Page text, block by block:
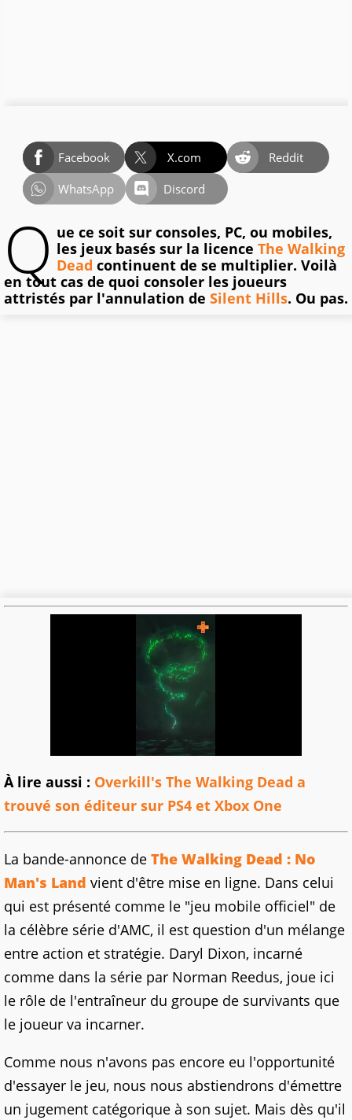
Facebook X.com
Reddit
WhatsApp
Discord
Q ue ce soit sur consoles, PC, ou mobiles,
les jeux basés sur la licence The Walking
Dead continuent de se multiplier. Voilà
en tout cas de quoi consoler les joueurs
attristés par l'annulation de Silent Hills. Ou pas.
À lire aussi : Overkill's The Walking Dead a
trouvé son éditeur sur PS4 et Xbox One
La bande-annonce de The Walking Dead : No
Man's Land vient d'être mise en ligne. Dans celui
qui est présenté comme le "jeu mobile officiel" de
la célèbre série d'AMC, il est question d'un mélange
entre action et stratégie. Daryl Dixon, incarné
comme dans la série par Norman Reedus, joue ici
le rôle de l'entraîneur du groupe de survivants que
le joueur va incarner.
Comme nous n'avons pas encore eu l'opportunité
d'essayer le jeu, nous nous abstiendrons d'émettre
un jugement catégorique à son sujet. Mais dès qu'il